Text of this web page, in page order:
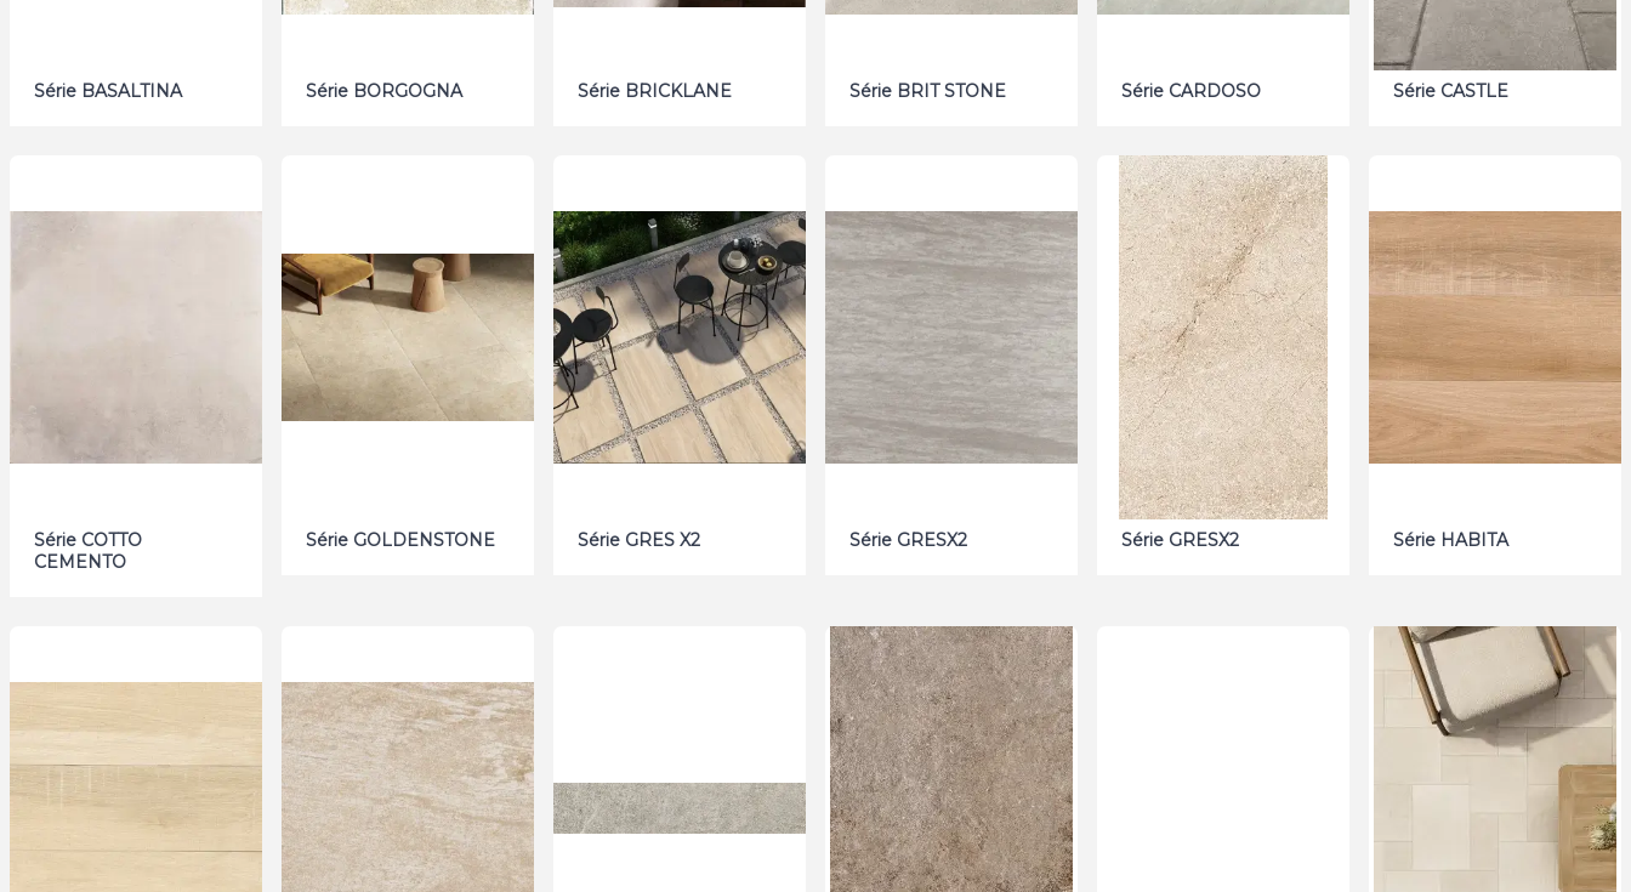
Série BASALTINA Série BORGOGNA Série BRICKLANE Série BRIT STONE Série CARDOSO Série CASTLE
Série COTTO
CEMENTO
Série GOLDENSTONE Série GRES X2 Série GRESX2 Série GRESX2 Série HABITA